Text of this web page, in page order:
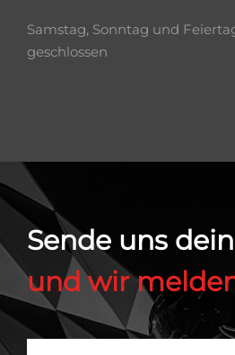
Samstag, Sonntag und
geschlossen
Sende uns
und wir